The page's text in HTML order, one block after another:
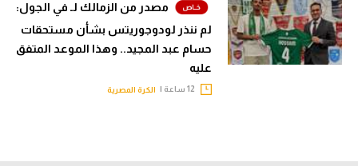
مصدر من الزمالك لـ في الجول:
لم ننذر لودوجوريتس بشأن مستحقات
حسام عبد المجيد.. وهذا الموعد المتفق
عليه
الكرة المصرية